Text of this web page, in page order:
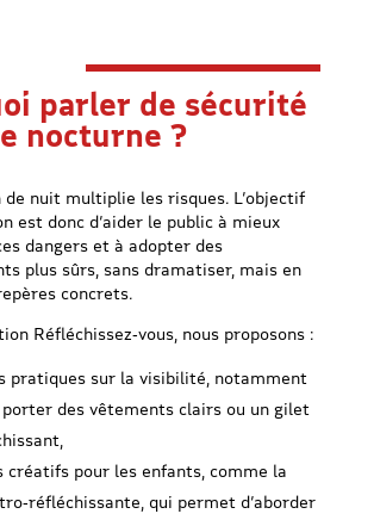
parler de sécurité
nocturne ?
nuit multiplie les risques. L’objectif
est donc d’aider le public à mieux
dangers et à adopter des
plus sûrs, sans dramatiser, mais en
concrets.
Réfléchissez‑vous, nous proposons :
pratiques sur la visibilité, notamment
porter des vêtements clairs ou un gilet
créatifs pour les enfants, comme la
qui permet d’aborder